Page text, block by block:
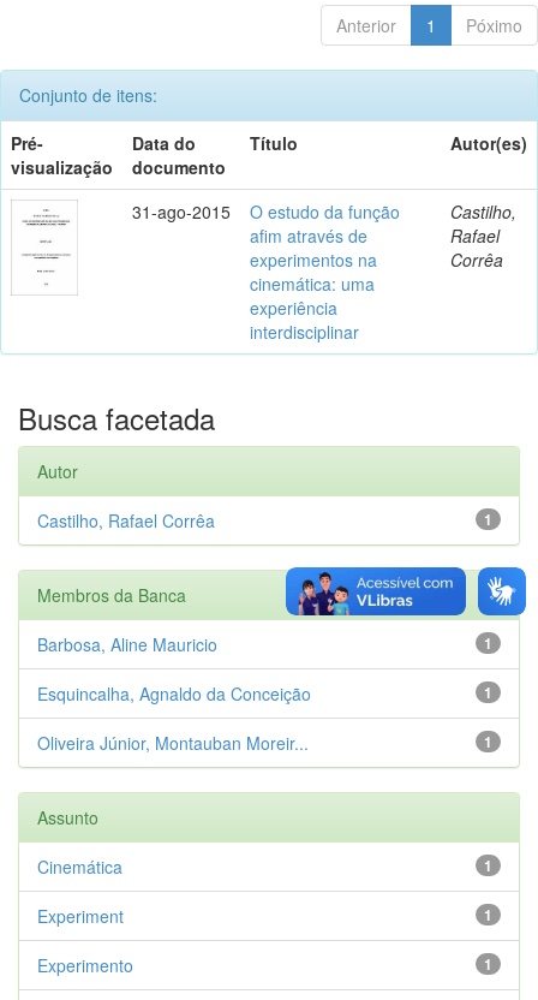
Anterior 1 Póximo
Conjunto de itens:
Pré-
visualização
Data do
documento
Título Autor(es)
31-ago-2015
O estudo da função
afim através de
experimentos na
cinemática: uma
experiência
interdisciplinar
Castilho,
Rafael
Corrêa
Busca facetada
Autor
1
Castilho, Rafael Corrêa
Membros da Banca
1
Barbosa, Aline Mauricio
1
Esquincalha, Agnaldo da Conceição
1
Oliveira Júnior, Montauban Moreir...
Assunto
1
Cinemática
1
Experiment
1
Experimento